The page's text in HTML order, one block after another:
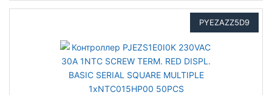
PYEZAZZ5D9